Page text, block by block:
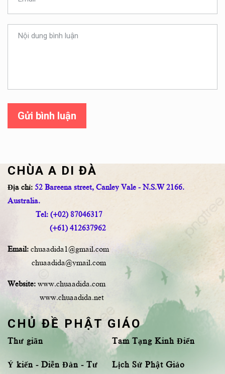
Gửi bình luận
CHÙA A DI ĐÀ
Địa chỉ: 52 Bareena street, Canley Vale - N.S.W 2166.
Australia.
Tel: (+02) 87046317
(+61) 412637962
Email: chuaadida1@gmail.com
chuaadida@ymail.com
Website: www.chuaadida.com
www.chuaadida.net
CHỦ ĐỀ PHẬT GIÁO
Thư giãn
Ý kiến - Diễn Đàn - Tư
Tam Tạng Kinh Điển
Lịch Sử Phật Giáo